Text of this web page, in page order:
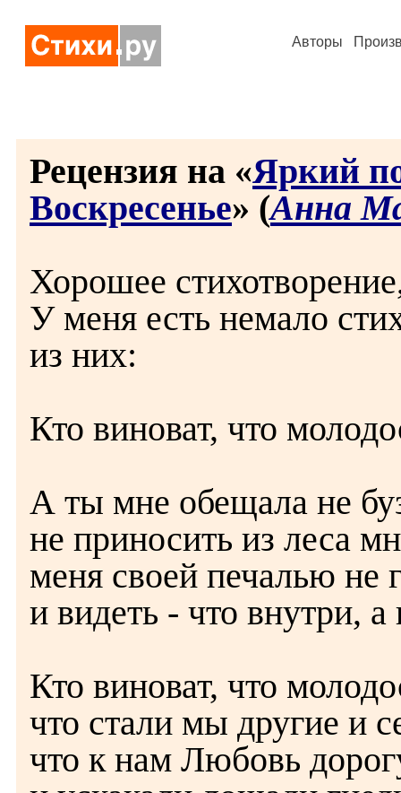
Авторы
Рецензия на «Яркий
Воскресенье» (Анна
Хорошее
У меня есть немало
из них:
Кто виноват, что
А ты мне обещала не
не приносить из леса
меня своей печалью не
и видеть - что внутри,
Кто виноват, что
что стали мы другие и
что к нам Любовь